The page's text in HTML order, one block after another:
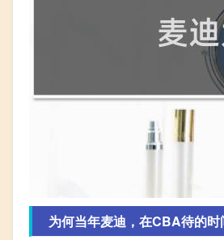
为何当年麦迪，在CBA待的时